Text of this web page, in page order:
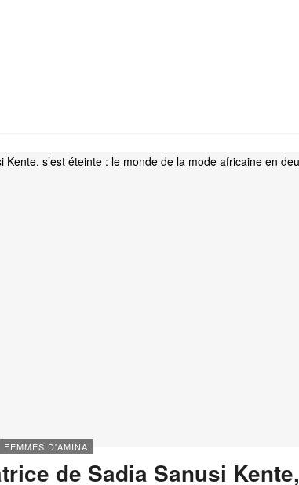
FEMMES D'AMINA
de Sadia Sanusi Kente,